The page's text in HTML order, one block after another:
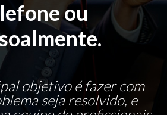
ou
objetivo é fazer com
seja resolvido, e